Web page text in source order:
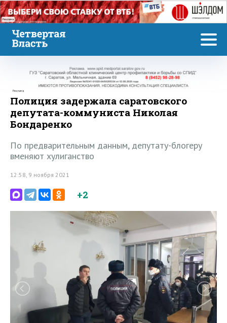
Реклама
Реклама
Полиция задержала саратовского
депутата-коммуниста Николая
Бондаренко
По предварительным данным, депутату-блогеру
вменяют хулиганство
12:58, 9 ноября 2021
+2